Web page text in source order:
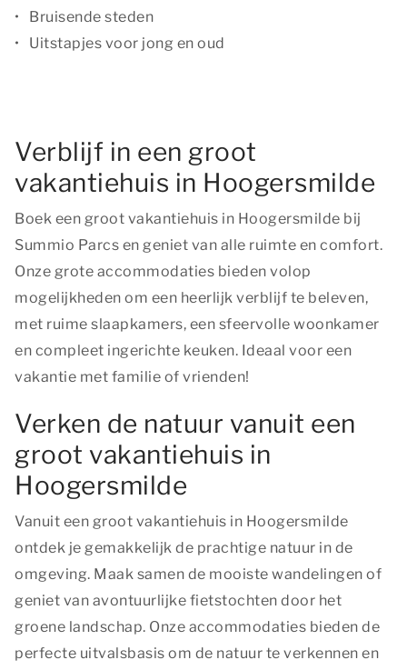
Bruisende steden
Uitstapjes voor jong en oud
Verblijf in een groot
vakantiehuis in Hoogersmilde
Boek een groot vakantiehuis in Hoogersmilde bij
Summio Parcs en geniet van alle ruimte en comfort.
Onze grote accommodaties bieden volop
mogelijkheden om een heerlijk verblijf te beleven,
met ruime slaapkamers, een sfeervolle woonkamer
en compleet ingerichte keuken. Ideaal voor een
vakantie met familie of vrienden!
Verken de natuur vanuit een
groot vakantiehuis in
Hoogersmilde
Vanuit een groot vakantiehuis in Hoogersmilde
ontdek je gemakkelijk de prachtige natuur in de
omgeving. Maak samen de mooiste wandelingen of
geniet van avontuurlijke fietstochten door het
groene landschap. Onze accommodaties bieden de
perfecte uitvalsbasis om de natuur te verkennen en